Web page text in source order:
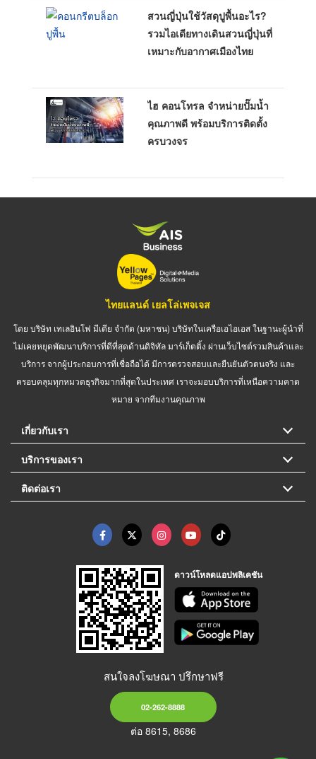
สวนญี่ปุ่นใช้วัสดุปูพื้นอะไร?
รวมไอเดียทางเดินสวนญี่ปุ่นที่
เหมาะกับอากาศเมืองไทย
ไฮ คอนโทรล จำหน่ายปั๊มน้ำ
คุณภาพดี พร้อมบริการติดตั้ง
ครบวงจร
ไทยแลนด์ เยลโล่เพจเจส
โดย บริษัท เทเลอินโฟ มีเดีย จำกัด (มหาชน) บริษัทในเครือเอไอเอส ในฐานะผู้นำที่
ไม่เคยหยุดพัฒนาบริการที่ดีที่สุดด้านดิจิทัล มาร์เก็ตติ้ง ผ่านเว็บไซต์รวมสินค้าและ
บริการ จากผู้ประกอบการที่เชื่อถือได้ มีการตรวจสอบและยืนยันตัวตนจริง และ
ครอบคลุมทุกหมวดธุรกิจมากที่สุดในประเทศ เราจะมอบบริการที่เหนือความคาด
หมาย จากทีมงานคุณภาพ
เกี่ยวกับเรา
บริการของเรา
ติดต่อเรา
ดาวน์โหลดแอปพลิเคชัน
สนใจลงโฆษณา ปรึกษาฟรี
02-262-8888
ต่อ 8615, 8686